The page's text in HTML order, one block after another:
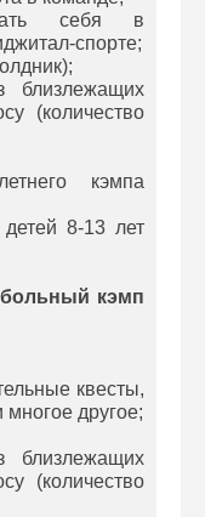
себя в
спорте;
близлежащих
(количество
кэмпа
8-13 лет
кэмп
квесты,
другое;
близлежащих
(количество